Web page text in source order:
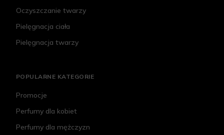
Oczyszczanie twarzy
Pielęgnacja ciała
Pielęgnacja twarzy
POPULARNE KATEGORIE
Promocje
Perfumy dla kobiet
Perfumy dla mężczyzn